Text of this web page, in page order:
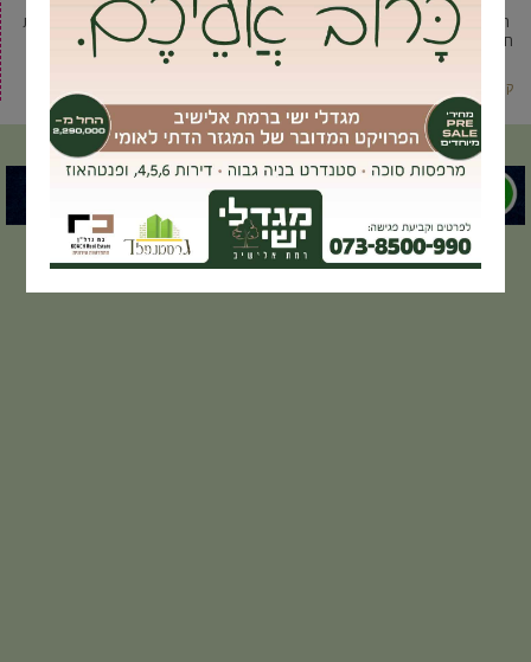
המאבטח המפורסם של סופר ברקת, דניאל לוי המכונה רמבו הציל הבוקר (ו’) את
חייו של אדם שהגיע לקניות לשבת בסופר
קרא עוד ←